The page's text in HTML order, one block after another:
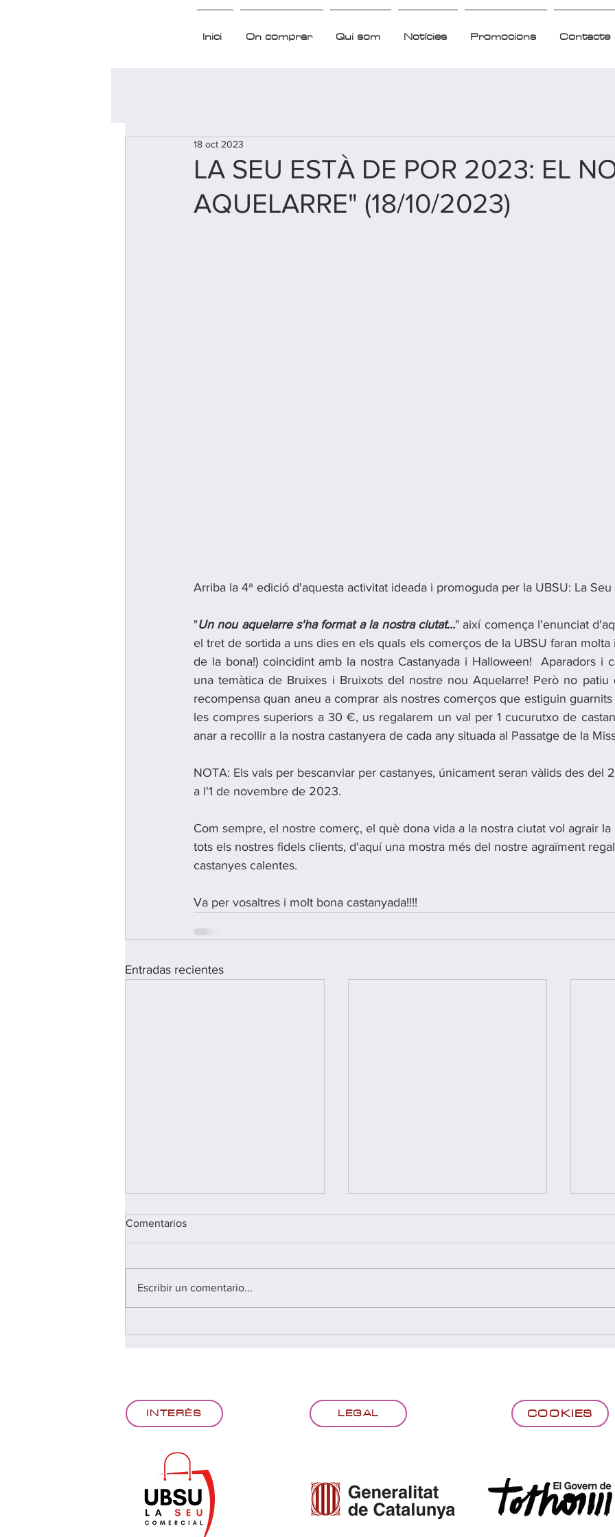
Inici On comprar Qui som Notícies Promocions Contacte
LA SEU ESTÀ DE POR 2023: EL
AQUELARRE" (18/10/2023)
18 oct 2023
Arriba la 4ª edició d'aquesta activitat ideada i promoguda per la UBSU: La Seu
"Un nou aquelarre s'ha format a la nostra ciutat..." així comença l'enunciat
el tret de sortida a uns dies en els quals els comerços de la UBSU faran molta
de la bona!) coincidint amb la nostra Castanyada i Halloween!  Aparadors i
una temàtica de Bruixes i Bruixots del nostre nou Aquelarre! Però no patiu
recompensa quan aneu a comprar als nostres comerços que estiguin
les compres superiors a 30 €, us regalarem un val per 1 cucurutxo de
anar a recollir a la nostra castanyera de cada any situada al Passatge de la
NOTA: Els vals per bescanviar per castanyes, únicament seran vàlids des del
a l'1 de novembre de 2023.
Com sempre, el nostre comerç, el què dona vida a la nostra ciutat vol agrair
tots els nostres fidels clients, d'aquí una mostra més del nostre agraïment
castanyes calentes.
Va per vosaltres i molt bona castanyada!!!!
Entradas recientes
Comentarios
Escribir un comentario...
INTERÈS LEGAL COOKIES